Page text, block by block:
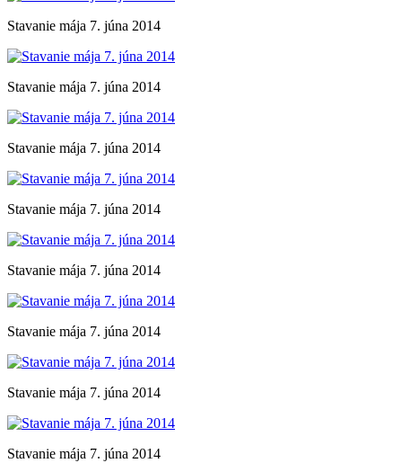
Stavanie mája 7. júna 2014
Stavanie mája 7. júna 2014
Stavanie mája 7. júna 2014
Stavanie mája 7. júna 2014
Stavanie mája 7. júna 2014
Stavanie mája 7. júna 2014
Stavanie mája 7. júna 2014
Stavanie mája 7. júna 2014